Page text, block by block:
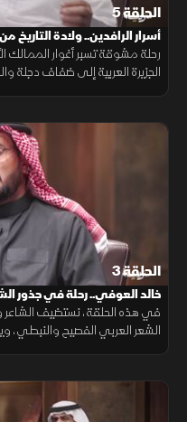
الحلقة 5
أسرار الرافدين.. ولادة التاريخ
رحلة مشوقة تسبر أغوار
الجزيرة العربية إلى ضفاف دجلة
الحلقة 3
خالد العوفي.. رحلة في جذور
في هذه الحلقة، نستضيف الشاعر
الشعر العربي الفصيح